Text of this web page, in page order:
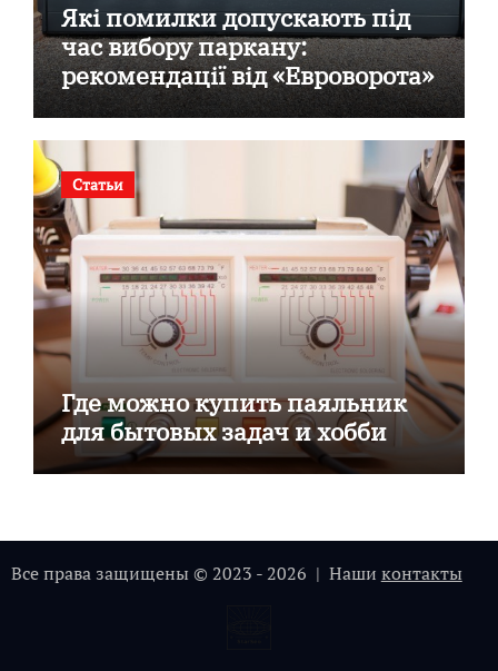
Які помилки допускають під
час вибору паркану:
рекомендації від «Евроворота»
Статьи
Где можно купить паяльник
для бытовых задач и хобби
Все права защищены © 2023 - 2026 | Наши контакты